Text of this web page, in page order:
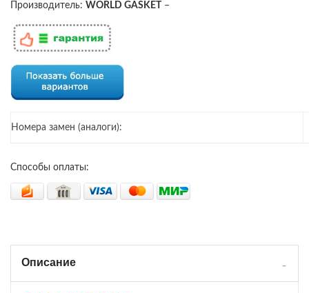
Производитель: WORLD GASKET –
Номера замен (аналоги):
Способы оплаты:
Описание